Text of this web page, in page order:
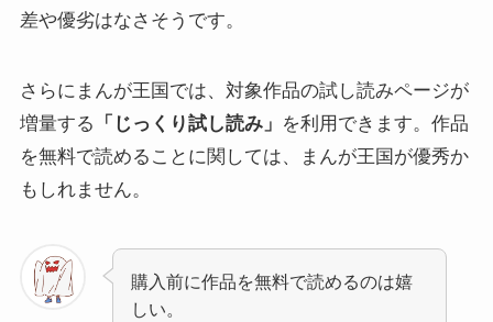
差や優劣はなさそうです。
さらにまんが王国では、対象作品の試し読みページが
増量する
「じっくり試し読み」 を利用できます。作品
を無料で読めることに関しては、まんが王国が優秀か
もしれません。
購入前に作品を無料で読めるのは嬉
しい。